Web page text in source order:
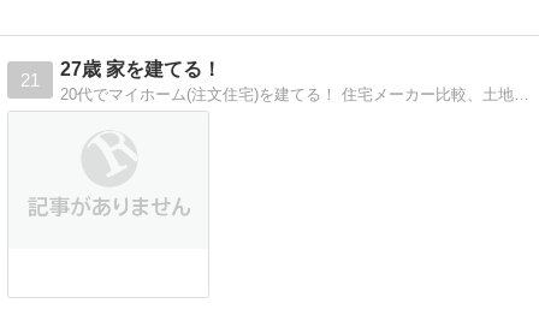
21
27歳 家を建てる！
20代でマイホーム(注文住宅)を建てる！ 住宅メーカー比較、土地のこと、お金のこと… やってみて分かった家づくりについて情報発信していきます！